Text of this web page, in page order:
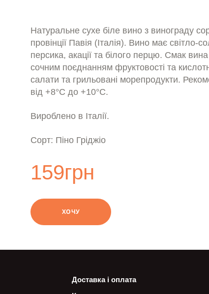
Натуральне сухе біле вино з винограду
провінції Павія (Італія). Вино має світло-
персика, акації та білого перцю. Смак
сочним поєднанням фруктовості та
салати та грильовані морепродукти.
від +8°С до +10°С.
Вироблено в Італії.
Cорт: Піно Гріджіо
159грн
ХОЧУ
Доставка і оплата